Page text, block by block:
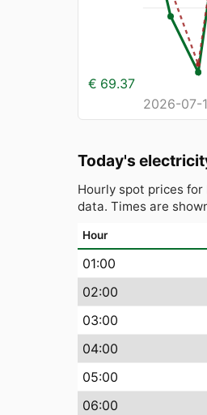
€ 69.37
2026-07-
Today's
Hourly spot prices
data. Times are
Hour
01:00
02:00
03:00
04:00
05:00
06:00